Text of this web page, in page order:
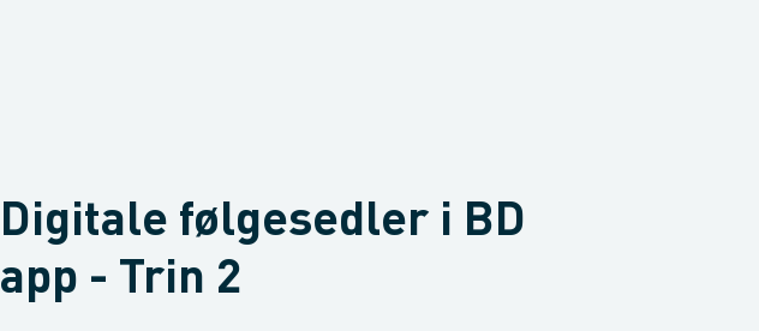
Digitale følgesedler i BD
app - Trin 2